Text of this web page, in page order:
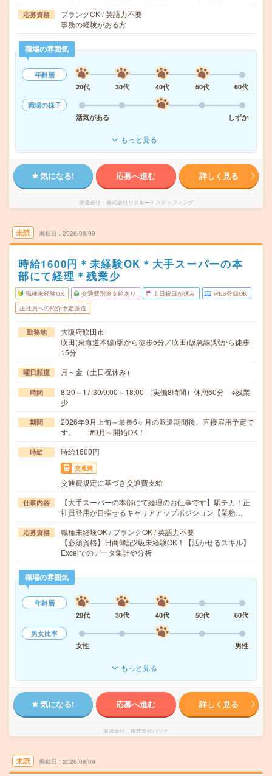
応募資格
ブランクOK / 英語力不要
事務の経験がある方
職場の雰囲気
年齢層
20代
30代 40代 50代
60代
職場の様子
活気がある
しずか
もっと見る
気になる! 応募へ進む 詳しく見る
派遣会社 株式会社リクルートスタッフィング
未読 掲載日 2026/08/09
時給1600円＊未経験OK＊大手スーパーの本
部にて経理＊残業少
職種未経験OK 交通費別途支給あり 土日祝日が休み WEB登録OK
正社員への紹介予定派遣
勤務地
大阪府吹田市
吹田(東海道本線)駅から徒歩5分／吹田(阪急線)駅から徒歩
15分
曜日頻度 月～金（土日祝休み）
時間
8:30～17:30/9:00～18:00 （実働8時間）休憩60分 ※残業
少
期間
2026年9月上旬～最長6ヶ月の派遣期間後、直接雇用予定で
す。 #9月～開始OK！
時給 時給1600円
交通費
交通費規定に基づき交通費支給
仕事内容
【大手スーパーの本部にて経理のお仕事です】駅チカ！正
社員登用が目指せるキャリアアップポジション【業務…
応募資格
職種未経験OK / ブランクOK / 英語力不要
【必須資格】日商簿記2級未経験OK！【活かせるスキル】
Excelでのデータ集計や分析
職場の雰囲気
年齢層
20代
30代 40代 50代
60代
男女比率
女性
男性
もっと見る
気になる! 応募へ進む 詳しく見る
派遣会社 株式会社パソナ
未読 掲載日 2026/08/09